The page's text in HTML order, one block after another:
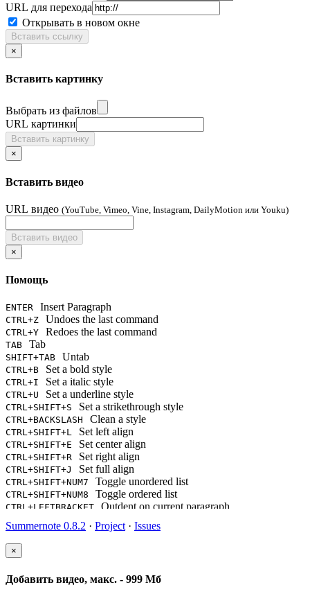
URL для перехода
Открывать в новом окне
Вставить ссылку
×
Вставить картинку
Выбрать из файлов
URL картинки
Вставить картинку
×
Вставить видео
URL видео (YouTube, Vimeo, Vine, Instagram, DailyMotion или Youku)
Вставить видео
×
Помощь
ENTER Insert Paragraph
CTRL+Z Undoes the last command
CTRL+Y Redoes the last command
TAB Tab
SHIFT+TAB Untab
CTRL+B Set a bold style
CTRL+I Set a italic style
CTRL+U Set a underline style
CTRL+SHIFT+S Set a strikethrough style
CTRL+BACKSLASH Clean a style
CTRL+SHIFT+L Set left align
CTRL+SHIFT+E Set center align
CTRL+SHIFT+R Set right align
CTRL+SHIFT+J Set full align
CTRL+SHIFT+NUM7 Toggle unordered list
CTRL+SHIFT+NUM8 Toggle ordered list
CTRL+LEFTBRACKET Outdent on current paragraph
CTRL+RIGHTBRACKET
CTRL+NUM0 Change current block's format as a paragraph(P tag)
CTRL+NUM1
CTRL+NUM2
CTRL+NUM4 Change current block's format as H4
Summernote 0.8.2 · Project · Issues
×
Добавить видео, макс. - 999 Мб